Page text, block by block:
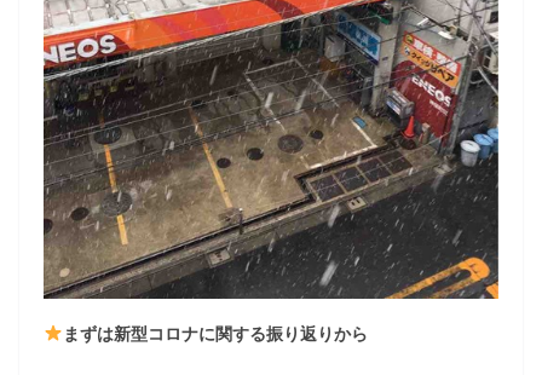
まずは新型コロナに関する振り返りから